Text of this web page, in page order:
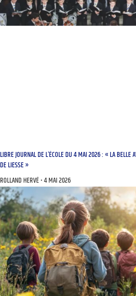
LIBRE JOURNAL DE L’ÉCOLE DU 4 MAI 2026 : « LA BELLE
DE LIESSE »
ROLLAND HERVÉ 4 MAI 2026